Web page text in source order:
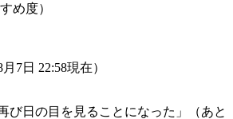
め度）
7日 22:58現在）
び日の目を見ることになった」（あと